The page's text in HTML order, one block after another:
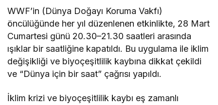
WWF’in (Dünya Doğayı Koruma Vakfı)
öncülüğünde her yıl düzenlenen etkinlikte, 28 Mart
Cumartesi günü 20.30–21.30 saatleri arasında
ışıklar bir saatliğine kapatıldı. Bu uygulama ile iklim
değişikliği ve biyoçeşitlilik kaybına dikkat çekildi
ve “Dünya için bir saat” çağrısı yapıldı.
İklim krizi ve biyoçeşitlilik kaybı eş zamanlı